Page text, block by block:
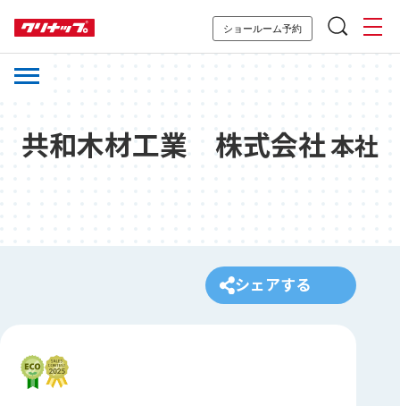
ショールーム予約
共和木材工業 株式会社本社
シェアする